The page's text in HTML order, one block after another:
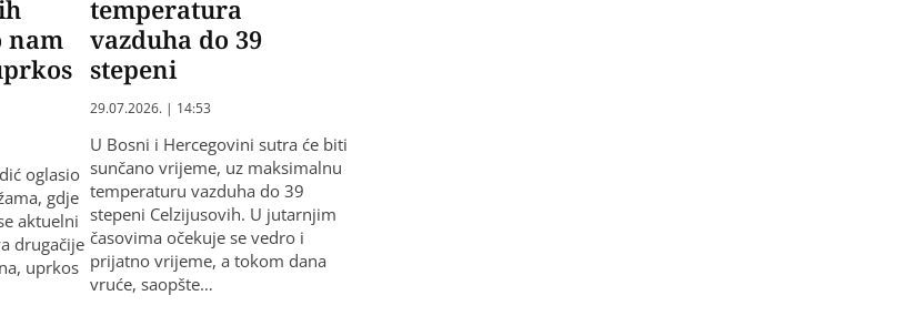
nam
oglasio
gdje
aktuelni
drugačije
uprkos
temperatura
vazduha do 39
stepeni
29.07.2026. | 14:53
U Bosni i Hercegovini sutra će biti
sunčano vrijeme, uz maksimalnu
temperaturu vazduha do 39
stepeni Celzijusovih. U jutarnjim
časovima očekuje se vedro i
prijatno vrijeme, a tokom dana
vruće, saopšte…